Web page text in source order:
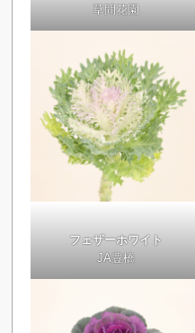
草間花園
フェザーホワイト
JA豊橋